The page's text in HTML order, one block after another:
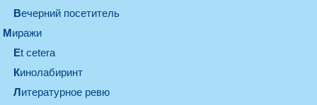
вечерний посетитель
миражи
et cetera
кинолабиринт
литературное ревю